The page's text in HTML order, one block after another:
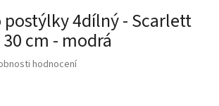
4dílný - Scarlett
cm - modrá
hodnocení